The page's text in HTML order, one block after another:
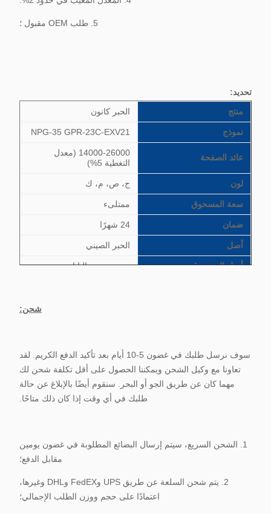
5. طلب ​​OEM مقبول ؛
تحديد:
منتج
الحبر كانون
نموذج NPG-35 GPR-23C-EXV21
عائد الصفحة
14000-26000 (معدل
التغطية 5%)
لون ج، ص، م، ك
سعة المسحوق ممتلىء
ضمان 24 شهرًا
أصل الحبر الصيني
أصل المسحوق مستورد من اليابان
شحن:
سوف نرسل طلبك في غضون 5-10 أيام بعد تأكيد الدفع الكريم. لقد
تعاونا مع وكيل الشحن ويمكننا الحصول على أقل تكلفة شحن لك
مهما كان عن طريق الجو أو البحر. سنقوم أيضًا بالإبلاغ عن حالة
طلبك في أي وقت إذا كان ذلك متاحًا.
1. الشحن السريع، سيتم إرسال البضائع المطلوبة في غضون يومين
مقابل الدفع؛
2. يتم شحن السلعة عن طريق UPS وFedEX وDHL وغيرها،
اعتمادًا على حجم ووزن الطلب الإجمالي؛